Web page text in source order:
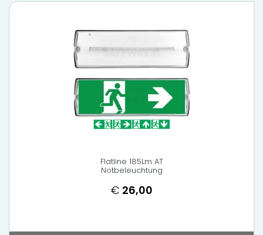
Flatline 185Lm AT
Notbeleuchtung
€ 26,00